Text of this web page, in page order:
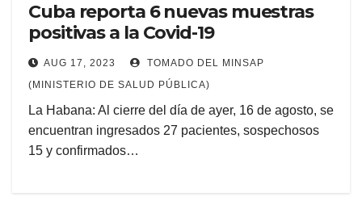
Cuba reporta 6 nuevas muestras
positivas a la Covid-19
AUG 17, 2023
TOMADO DEL MINSAP
(MINISTERIO DE SALUD PÚBLICA)
La Habana: Al cierre del día de ayer, 16 de agosto, se
encuentran ingresados 27 pacientes, sospechosos
15 y confirmados…